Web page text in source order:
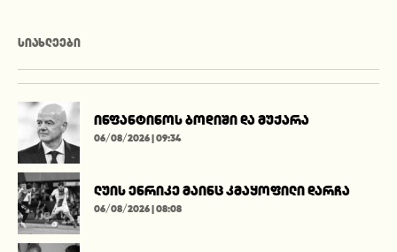
ᲡᲘᲐᲮᲚᲔᲔᲑᲘ
ინფანტინოს ბოდიში და მუქარა
06/08/2026 | 09:34
ლუის ენრიკე მაინც კმაყოფილი დარჩა
06/08/2026 | 08:08